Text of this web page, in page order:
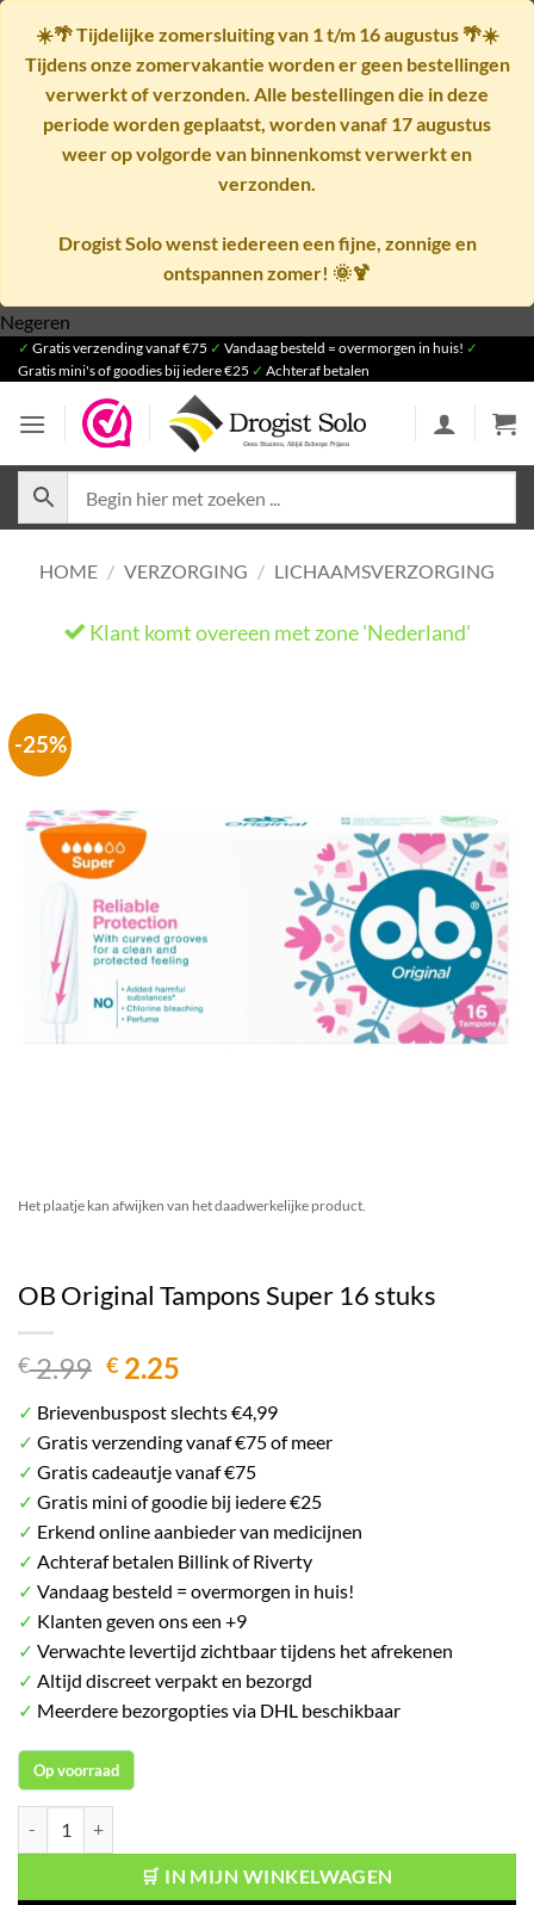
☀️🌴Tijdelijke zomersluiting van 1 t/m 16 augustus🌴☀️
Tijdens onze zomervakantie worden er geen bestellingen
verwerkt of verzonden. Alle bestellingen die in deze
periode worden geplaatst, worden vanaf 17 augustus
weer op volgorde van binnenkomst verwerkt en
verzonden.
Drogist Solo wenst iedereen een fijne, zonnige en
ontspannen zomer! 🌞🍹
Negeren
naar
inhoud
✓ Gratis verzending vanaf €75 ✓ Vandaag besteld = overmorgen in huis! ✓
Gratis mini's of goodies bij iedere €25 ✓ Achteraf betalen
HOME / VERZORGING / LICHAAMSVERZORGING
Klant komt overeen met zone 'Nederland'
-25%
Het plaatje kan afwijken van het daadwerkelijke product.
OB Original Tampons Super 16 stuks
€2.99 Oorspronkelijke
was:
€ 2.99.
€ 2.25
is:
€ 2.25.
✓ Brievenbuspost slechts €4,99
✓ Gratis verzending vanaf €75 of meer
✓ Gratis cadeautje vanaf €75
✓ Gratis mini of goodie bij iedere €25
✓ Erkend online aanbieder van medicijnen
✓ Achteraf betalen Billink of Riverty
✓ Vandaag besteld = overmorgen in huis!
✓ Klanten geven ons een +9
✓ Verwachte levertijd zichtbaar tijdens het afrekenen
✓ Altijd discreet verpakt en bezorgd
✓ Meerdere bezorgopties via DHL beschikbaar
Op voorraad
🛒 IN MIJN WINKELWAGEN